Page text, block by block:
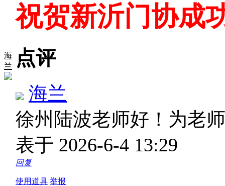
海
兰
祝贺新沂门协成
点评
海兰
徐州陆波老师好！为老
表于 2026-6-4 13:29
回复
使用道具 举报